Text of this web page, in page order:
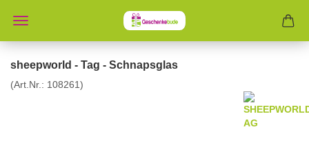
sheepworld - Tag - Schnapsglas
(Art.Nr.: 108261)